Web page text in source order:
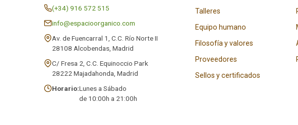
(+34) 916 572 515
info@espacioorganico.com
Av. de Fuencarral 1, C.C. Río Norte II
28108 Alcobendas, Madrid
C/ Fresa 2, C.C. Equinoccio Park
28222 Majadahonda, Madrid
Horario:Lunes a Sábado
de 10:00h a 21:00h
Talleres
Equipo humano
Filosofía y valores
Proveedores
Sellos y certificados